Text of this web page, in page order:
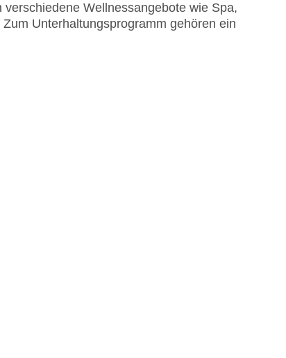
Wellnessangebote wie Spa,
Unterhaltungsprogramm gehören ein